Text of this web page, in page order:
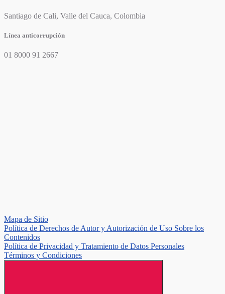
Santiago de Cali, Valle del Cauca, Colombia
Línea anticorrupción
01 8000 91 2667
Mapa de Sitio
Política de Derechos de Autor y Autorización de Uso Sobre los
Contenidos
Política de Privacidad y Tratamiento de Datos Personales
Términos y Condiciones